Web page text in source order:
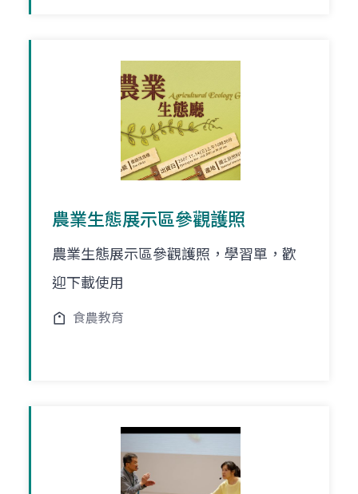
農業生態展示區參觀護照
農業生態展示區參觀護照，學習單，歡
迎下載使用
食農教育